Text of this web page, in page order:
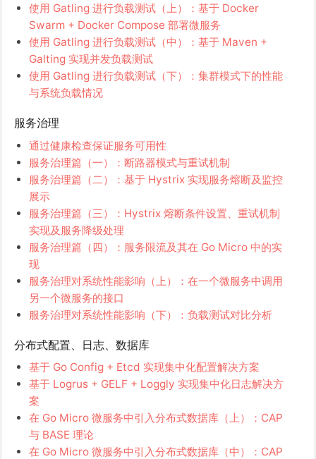
使用 Gatling 进行负载测试（上）：基于 Docker
Swarm + Docker Compose 部署微服务
使用 Gatling 进行负载测试（中）：基于 Maven +
Galting 实现并发负载测试
使用 Gatling 进行负载测试（下）：集群模式下的性能
与系统负载情况
服务治理
通过健康检查保证服务可用性
服务治理篇（一）：断路器模式与重试机制
服务治理篇（二）：基于 Hystrix 实现服务熔断及监控
展示
服务治理篇（三）：Hystrix 熔断条件设置、重试机制
实现及服务降级处理
服务治理篇（四）：服务限流及其在 Go Micro 中的实
现
服务治理对系统性能影响（上）：在一个微服务中调用
另一个微服务的接口
服务治理对系统性能影响（下）：负载测试对比分析
分布式配置、日志、数据库
基于 Go Config + Etcd 实现集中化配置解决方案
基于 Logrus + GELF + Loggly 实现集中化日志解决方
案
在 Go Micro 微服务中引入分布式数据库（上）：CAP
与 BASE 理论
在 Go Micro 微服务中引入分布式数据库（中）：CAP